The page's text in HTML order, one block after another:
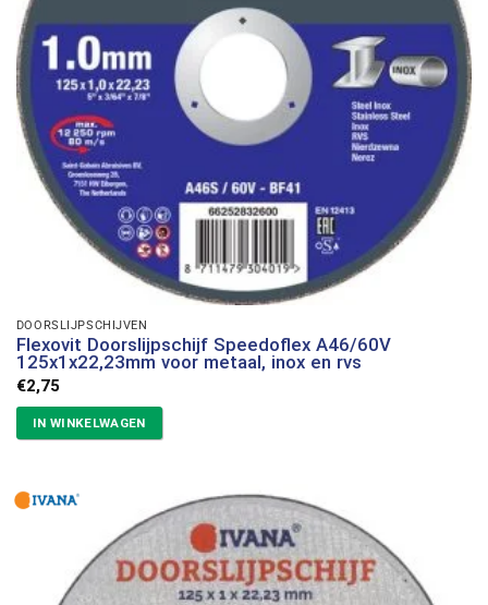
DOORSLIJPSCHIJVEN
Flexovit Doorslijpschijf Speedoflex A46/60V
125x1x22,23mm voor metaal, inox en rvs
€2,75
IN WINKELWAGEN